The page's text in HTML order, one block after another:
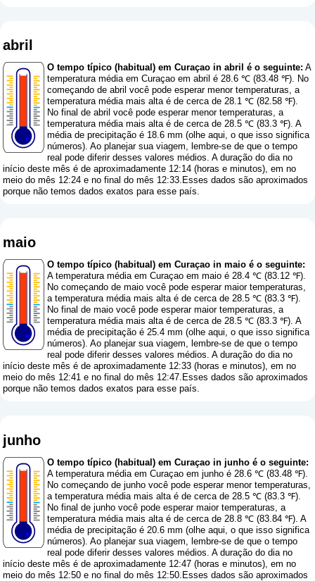
abril
O tempo típico (habitual) em Curaçao in abril é o seguinte: A
temperatura média em Curaçao em abril é 28.6 ℃ (83.48 ℉). No
começando de abril você pode esperar menor temperaturas, a
temperatura média mais alta é de cerca de 28.1 ℃ (82.58 ℉).
No final de abril você pode esperar menor temperaturas, a
temperatura média mais alta é de cerca de 28.5 ℃ (83.3 ℉). A
média de precipitação é 18.6 mm (olhe aqui, o que isso significa
números). Ao planejar sua viagem, lembre-se de que o tempo
real pode diferir desses valores médios. A duração do dia no
início deste mês é de aproximadamente 12:14 (horas e minutos), em no
meio do mês 12:24 e no final do mês 12:33.Esses dados são aproximados
porque não temos dados exatos para esse país.
maio
O tempo típico (habitual) em Curaçao in maio é o seguinte:
A temperatura média em Curaçao em maio é 28.4 ℃ (83.12 ℉).
No começando de maio você pode esperar maior temperaturas,
a temperatura média mais alta é de cerca de 28.5 ℃ (83.3 ℉).
No final de maio você pode esperar maior temperaturas, a
temperatura média mais alta é de cerca de 28.5 ℃ (83.3 ℉). A
média de precipitação é 25.4 mm (olhe aqui, o que isso significa
números). Ao planejar sua viagem, lembre-se de que o tempo
real pode diferir desses valores médios. A duração do dia no
início deste mês é de aproximadamente 12:33 (horas e minutos), em no
meio do mês 12:41 e no final do mês 12:47.Esses dados são aproximados
porque não temos dados exatos para esse país.
junho
O tempo típico (habitual) em Curaçao in junho é o seguinte:
A temperatura média em Curaçao em junho é 28.6 ℃ (83.48 ℉).
No começando de junho você pode esperar menor temperaturas,
a temperatura média mais alta é de cerca de 28.5 ℃ (83.3 ℉).
No final de junho você pode esperar maior temperaturas, a
temperatura média mais alta é de cerca de 28.8 ℃ (83.84 ℉). A
média de precipitação é 20.6 mm (olhe aqui, o que isso significa
números). Ao planejar sua viagem, lembre-se de que o tempo
real pode diferir desses valores médios. A duração do dia no
início deste mês é de aproximadamente 12:47 (horas e minutos), em no
meio do mês 12:50 e no final do mês 12:50.Esses dados são aproximados